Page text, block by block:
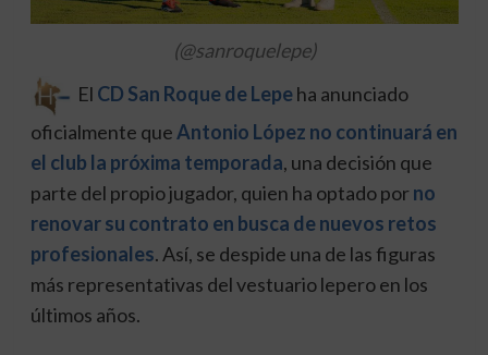
(@sanroquelepe)
El CD San Roque de Lepeha anunciado
oficialmente queAntonio López no continuará en
el club la próxima temporada, una decisión que
parte del propio jugador, quien ha optado porno
renovar su contrato en busca de nuevos retos
profesionales. Así, se despide una de las figuras
más representativas del vestuario lepero en los
últimos años.